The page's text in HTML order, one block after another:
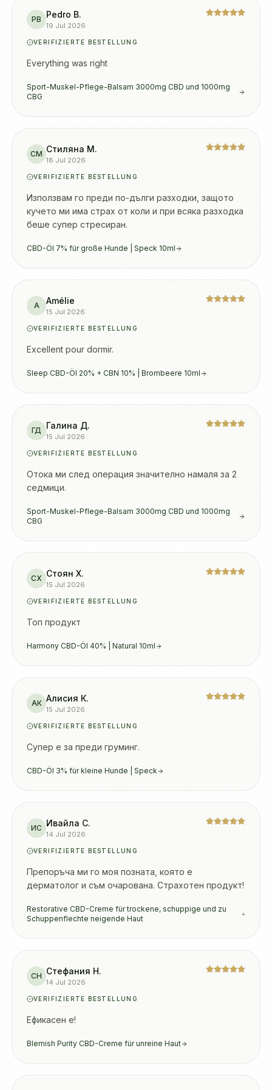
PB Pedro B.
19 Jul 2026
VERIFIZIERTE BESTELLUNG
Everything was right
Sport-Muskel-Pflege-Balsam 3000mg CBD und 1000mg
CBG
СМ Стиляна М.
18 Jul 2026
VERIFIZIERTE BESTELLUNG
Използвам го преди по-дълги разходки, защото
кучето ми има страх от коли и при всяка разходка
беше супер стресиран.
CBD-Öl 7% für große Hunde | Speck 10ml
A Amélie
15 Jul 2026
VERIFIZIERTE BESTELLUNG
Excellent pour dormir.
Sleep CBD-Öl 20% + CBN 10% | Brombeere 10ml
ГД Галина Д.
15 Jul 2026
VERIFIZIERTE BESTELLUNG
Отока ми след операция значително намаля за 2
седмици.
Sport-Muskel-Pflege-Balsam 3000mg CBD und 1000mg
CBG
СХ Стоян Х.
15 Jul 2026
VERIFIZIERTE BESTELLUNG
Топ продукт
Harmony CBD-Öl 40% | Natural 10ml
АК Алисия К.
15 Jul 2026
VERIFIZIERTE BESTELLUNG
Супер е за преди груминг.
CBD-Öl 3% für kleine Hunde | Speck
ИС Ивайла С.
14 Jul 2026
VERIFIZIERTE BESTELLUNG
Препоръча ми го моя позната, която е
дерматолог и съм очарована. Страхотен продукт!
Restorative CBD-Creme für trockene, schuppige und zu
Schuppenflechte neigende Haut
СН Стефания Н.
14 Jul 2026
VERIFIZIERTE BESTELLUNG
Ефикасен е!
Blemish Purity CBD-Creme für unreine Haut